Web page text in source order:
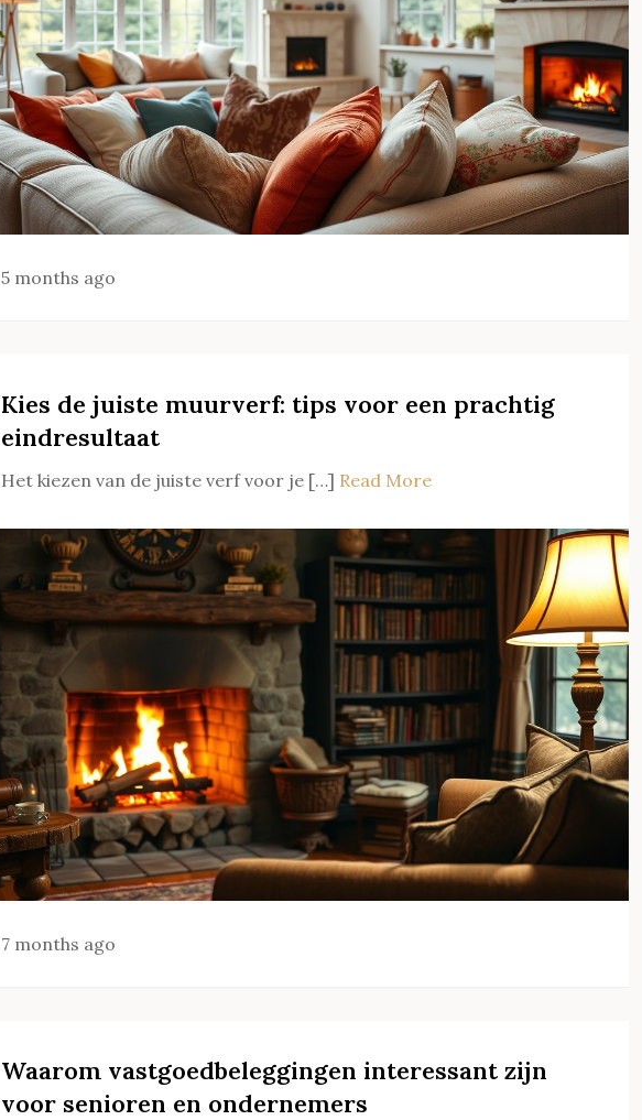
5 months ago
Kies de juiste muurverf: tips voor een prachtig
eindresultaat
Het kiezen van de juiste verf voor je […] Read More
7 months ago
Waarom vastgoedbeleggingen interessant zijn
voor senioren en ondernemers